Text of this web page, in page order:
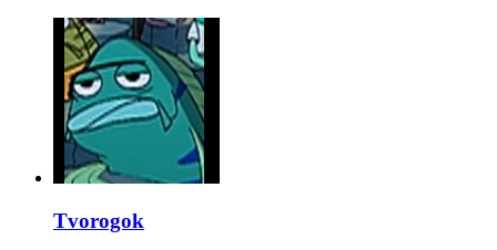
Tvorogok